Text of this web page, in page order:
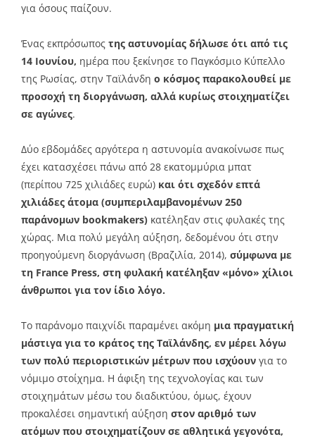
για όσους παίζουν.
Ένας εκπρόσωπος της αστυνομίας δήλωσε ότι από τις
14 Ιουνίου, ημέρα που ξεκίνησε το Παγκόσμιο Κύπελλο
της Ρωσίας, στην Ταϊλάνδη ο κόσμος παρακολουθεί με
προσοχή τη διοργάνωση, αλλά κυρίως στοιχηματίζει
σε αγώνες.
Δύο εβδομάδες αργότερα η αστυνομία ανακοίνωσε πως
έχει κατασχέσει πάνω από 28 εκατομμύρια μπατ
(περίπου 725 χιλιάδες ευρώ) και ότι σχεδόν επτά
χιλιάδες άτομα (συμπεριλαμβανομένων 250
παράνομων bookmakers) κατέληξαν στις φυλακές της
χώρας. Μια πολύ μεγάλη αύξηση, δεδομένου ότι στην
προηγούμενη διοργάνωση (Βραζιλία, 2014), σύμφωνα με
τη France Press, στη φυλακή κατέληξαν «μόνο» χίλιοι
άνθρωποι για τον ίδιο λόγο.
Το παράνομο παιχνίδι παραμένει ακόμη μια πραγματική
μάστιγα για το κράτος της Ταϊλάνδης, εν μέρει λόγω
των πολύ περιοριστικών μέτρων που ισχύουν για το
νόμιμο στοίχημα. Η άφιξη της τεχνολογίας και των
στοιχημάτων μέσω του διαδικτύου, όμως, έχουν
προκαλέσει σημαντική αύξηση στον αριθμό των
ατόμων που στοιχηματίζουν σε αθλητικά γεγονότα,